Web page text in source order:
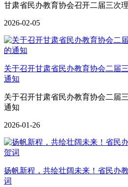
甘肃省民办教育协会召开二届三次
2026-02-05
关于召开甘肃省民办教育协会二届
通知
关于召开甘肃省民办教育协会二届
通知
2026-01-26
扬帆新程，共绘壮阔未来！省民办
词